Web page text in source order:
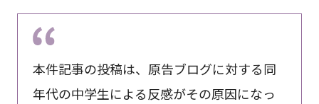
本件記事の投稿は、原告ブログに対する同
年代の中学生による反感がその原因になっ